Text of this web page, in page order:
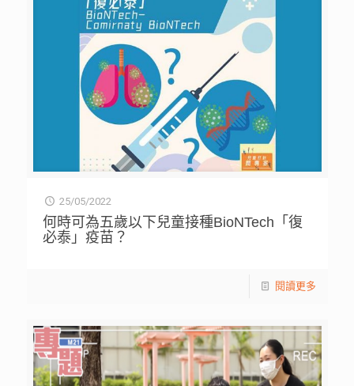
25/05/2022
何時可為五歲以下兒童接種BioNTech「復
必泰」疫苗？
閱讀更多